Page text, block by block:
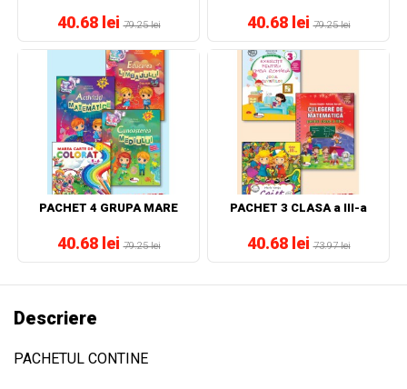
40.68 lei 79.25 lei 40.68 lei 79.25 lei
PACHET 4 GRUPA MARE
40.68 lei 79.25 lei
PACHET 3 CLASA a III-a
40.68 lei 73.97 lei
Descriere
PACHETUL CONTINE